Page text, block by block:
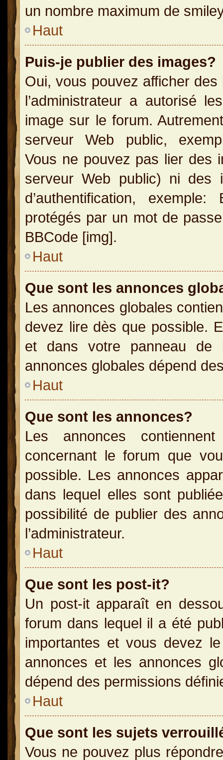
un nombre maximum de
Haut
Puis-je publier des images?
Oui, vous pouvez afficher
l’administrateur a autorisé
image sur le forum.
serveur Web public,
Vous ne pouvez pas lier des
serveur Web public) ni des
d’authentification,
protégés par un mot de
BBCode [img].
Haut
Que sont les annonces
Les annonces globales
devez lire dès que possible.
et dans votre panneau de
annonces globales dépend
Haut
Que sont les annonces?
Les annonces
concernant le forum que
possible. Les annonces
dans lequel elles sont
possibilité de publier des
l’administrateur.
Haut
Que sont les post-it?
Un post-it apparaît en
forum dans lequel il a été
importantes et vous devez
annonces et les annonces
dépend des permissions
Haut
Que sont les sujets
Vous ne pouvez plus